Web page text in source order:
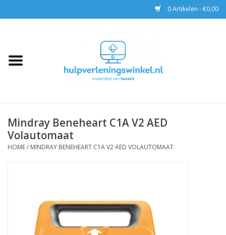
0 Artikelen - €0,00
EHBO
Mindray Beneheart C1A V2 AED
Volautomaat
HOME/ MINDRAY BENEHEART C1A V2 AED VOLAUTOMAAT